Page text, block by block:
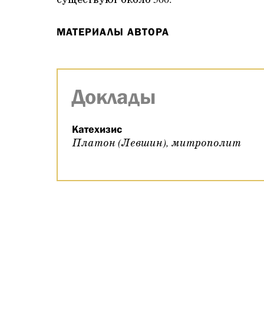
МАТЕРИАЛЫ АВТОРА
Доклады
Катехизис
Платон (Левшин), митрополит